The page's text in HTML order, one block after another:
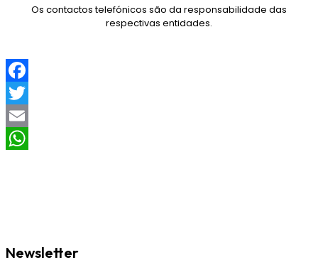
Os contactos telefónicos são da responsabilidade das
respectivas entidades.
F
a
c
k
T
w
r
E
s
Newsletter